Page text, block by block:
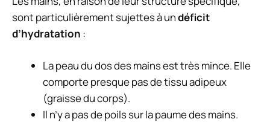
sont particulièrement sujettes à undéficit
d’hydratation :
La peau du dos des mains est très mince. Elle
comporte presque pas de tissu adipeux
(graisse du corps).
Il n’y a pas de poils sur la paume des mains.